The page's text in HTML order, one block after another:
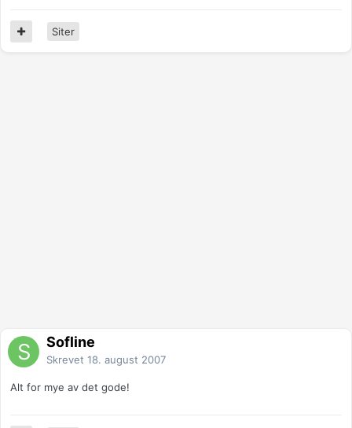
Siter
Sofline
Skrevet 18. august 2007
Alt for mye av det gode!